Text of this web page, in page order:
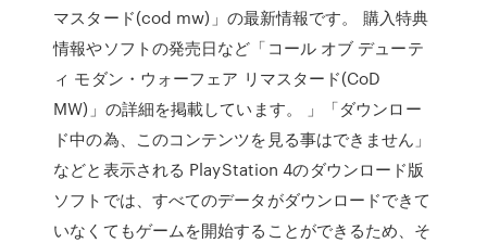
マスタード(cod mw)」の最新情報です。 購入特典
情報やソフトの発売日など「コール オブ デューテ
ィ モダン・ウォーフェア リマスタード(CoD
MW)」の詳細を掲載しています。 」「ダウンロー
ド中の為、このコンテンツを見る事はできません」
などと表示される PlayStation 4のダウンロード版
ソフトでは、すべてのデータがダウンロードできて
いなくてもゲームを開始することができるため、そ